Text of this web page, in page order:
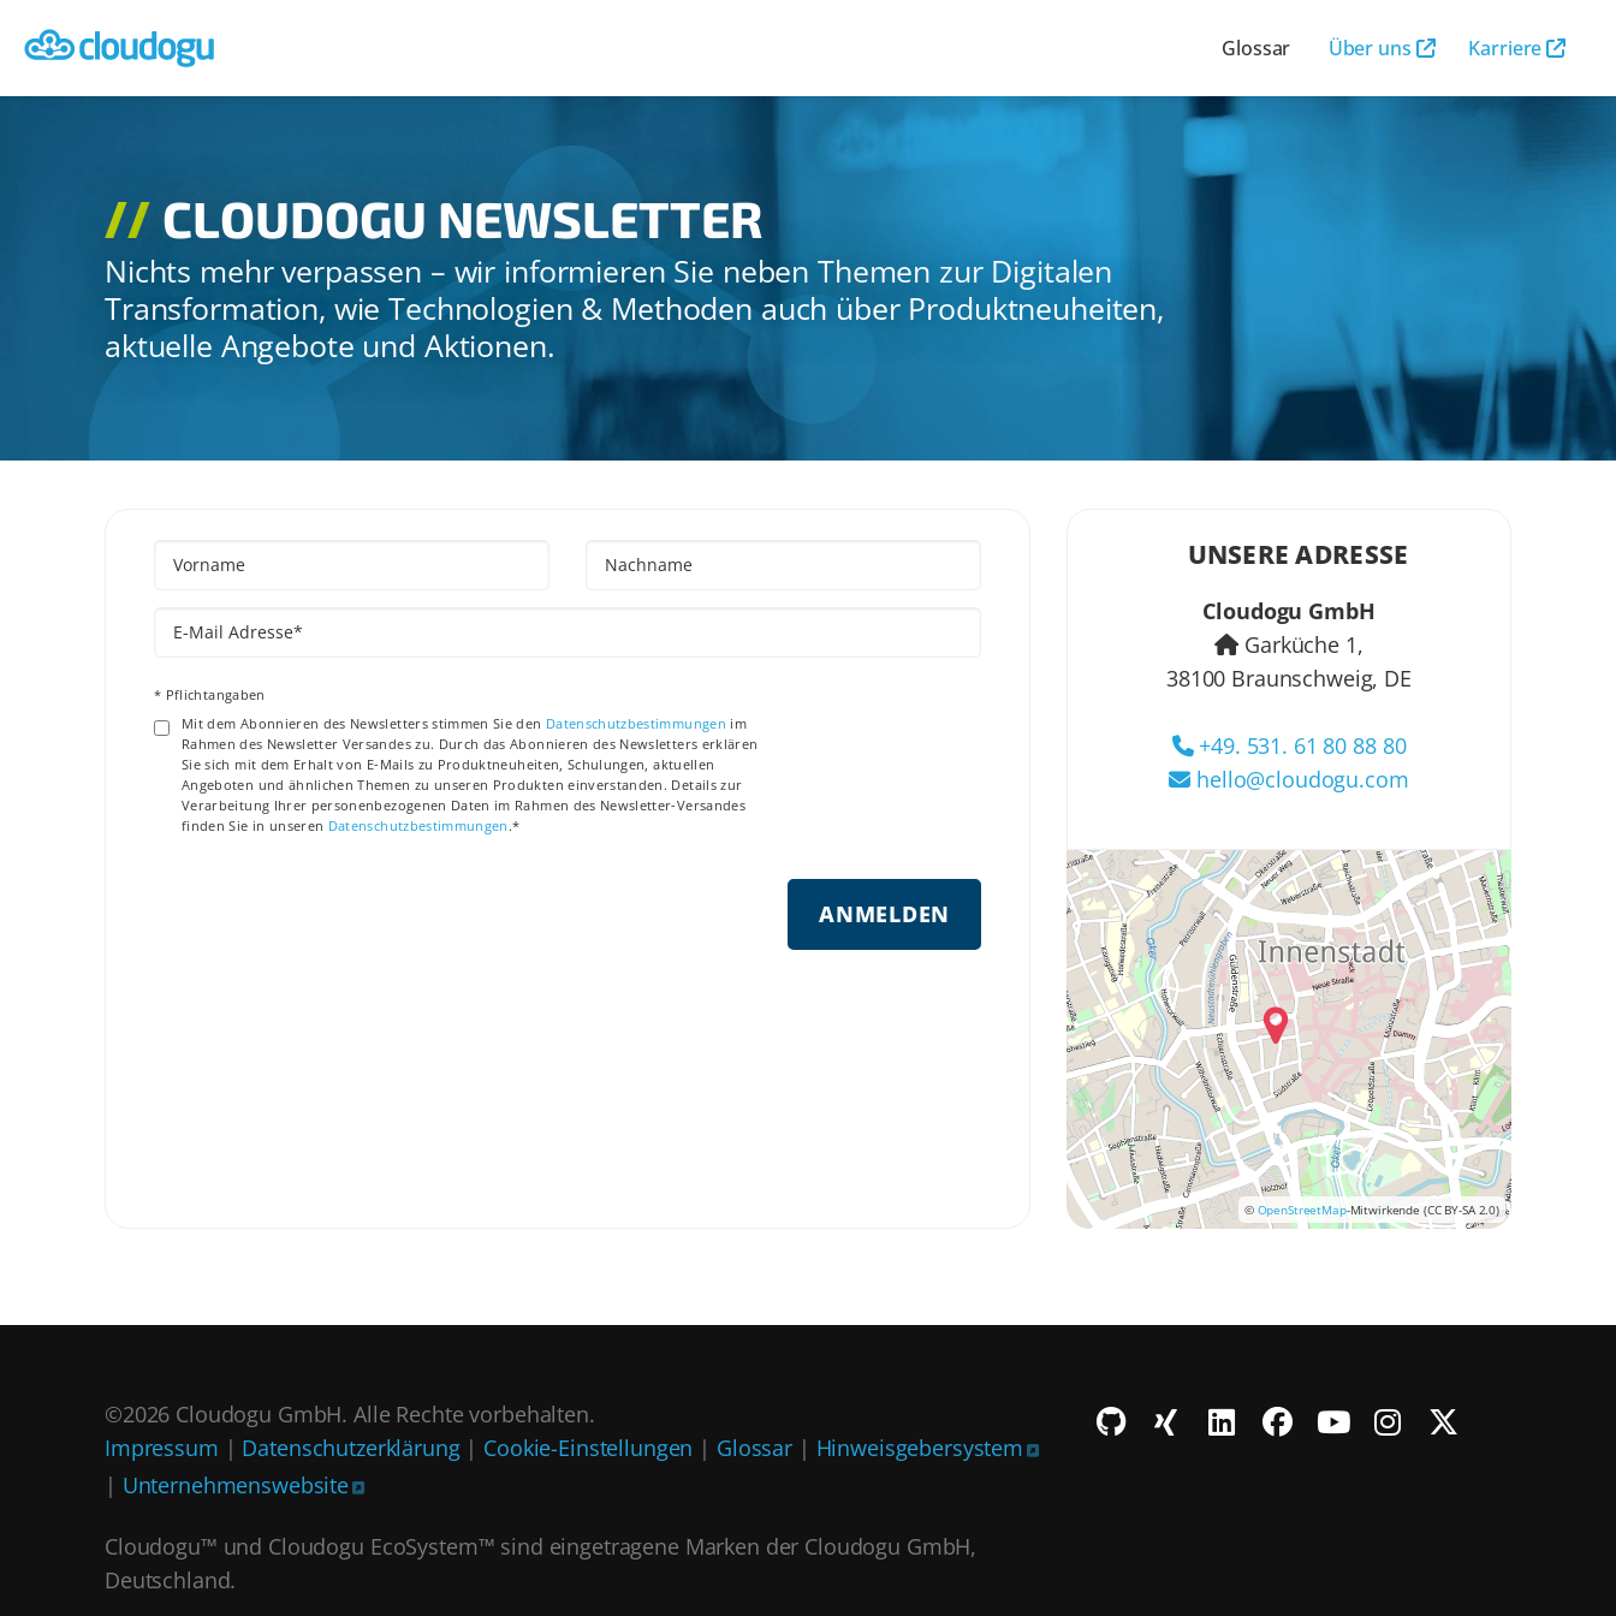
Glossar Über uns Karriere
CLOUDOGU NEWSLETTER
Nichts mehr verpassen – wir informieren Sie neben Themen zur Digitalen
Transformation, wie Technologien & Methoden auch über Produktneuheiten,
aktuelle Angebote und Aktionen.
* Pflichtangaben
Mit dem Abonnieren des Newsletters stimmen Sie den Datenschutzbestimmungen im
Rahmen des Newsletter Versandes zu. Durch das Abonnieren des Newsletters erklären
Sie sich mit dem Erhalt von E-Mails zu Produktneuheiten, Schulungen, aktuellen
Angeboten und ähnlichen Themen zu unseren Produkten einverstanden. Details zur
Verarbeitung Ihrer personenbezogenen Daten im Rahmen des Newsletter-Versandes
finden Sie in unseren Datenschutzbestimmungen .*
UNSERE ADRESSE
Cloudogu GmbH
Garküche 1,
38100 Braunschweig, DE
+49. 531. 61 80 88 80
hello@cloudogu.com
© OpenStreetMap-Mitwirkende (CC BY-SA 2.0)
©2026 Cloudogu GmbH. Alle Rechte vorbehalten.
Impressum | Datenschutzerklärung| Cookie-Einstellungen | Glossar| Hinweisgebersystem
| Unternehmenswebsite
Cloudogu™ und Cloudogu EcoSystem™ sind eingetragene Marken der Cloudogu GmbH,
Deutschland.